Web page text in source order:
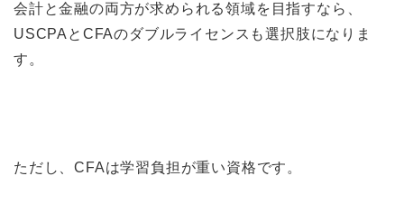
会計と金融の両方が求められる領域を目指すなら、
USCPAとCFAのダブルライセンスも選択肢になりま
す。
ただし、CFAは学習負担が重い資格です。